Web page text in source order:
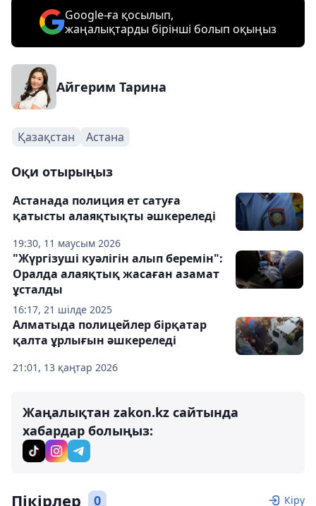
Google-ға қосылып,
жаңалықтарды бірінші болып оқыңыз
Айгерим Тарина
Қазақстан Астана
Оқи отырыңыз
19:30, 11 маусым 2026
Астанада полиция ет сатуға
қатысты алаяқтықты әшкереледі
16:17, 21 шілде 2025
"Жүргізуші куәлігін алып беремін":
Оралда алаяқтық жасаған азамат
ұсталды
21:01, 13 қаңтар 2026
Алматыда полицейлер бірқатар
қалта ұрлығын әшкереледі
Жаңалықтан zakon.kz сайтында
хабардар болыңыз:
Пікірлер 0 Кіру